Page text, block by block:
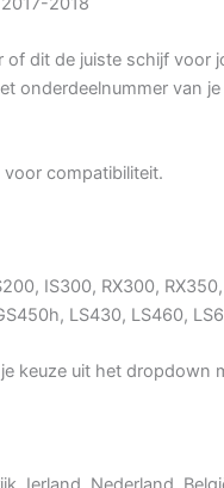
of dit de juiste schijf voor
onderdeelnummer van
voor compatibiliteit.
IS300, RX300,
LS430, LS460,
keuze uit het dropdown